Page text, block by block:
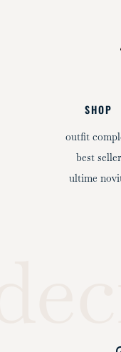
SHOP
outfit
best seller
ultime